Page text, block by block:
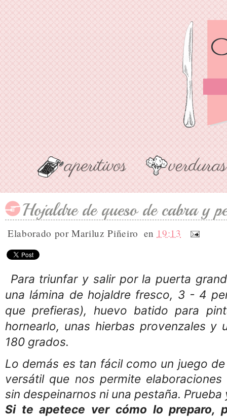
Hojaldre de queso de cabra y
Elaborado porMariluz Piñeiro en 19:13
Para triunfar y salir por la puerta
una lámina de hojaldre fresco, 3 - 4
que prefieras), huevo batido para
hornearlo, unas hierbas provenzales y
180 grados.
Lo demás es tan fácil como un juego
versátil que nos permite
sin despeinarnos ni una pestaña.
Si te apetece ver cómo lo preparo,